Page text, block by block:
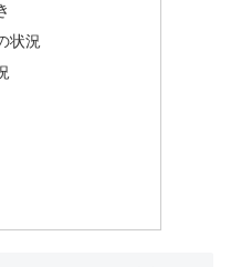
状況